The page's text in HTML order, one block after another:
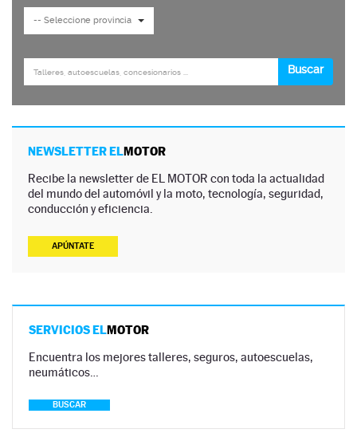
NEWSLETTER ELMOTOR
Recibe la newsletter de EL MOTOR con toda la actualidad
del mundo del automóvil y la moto, tecnología, seguridad,
conducción y eficiencia.
APÚNTATE
SERVICIOS ELMOTOR
Encuentra los mejores talleres, seguros, autoescuelas,
neumáticos…
BUSCAR